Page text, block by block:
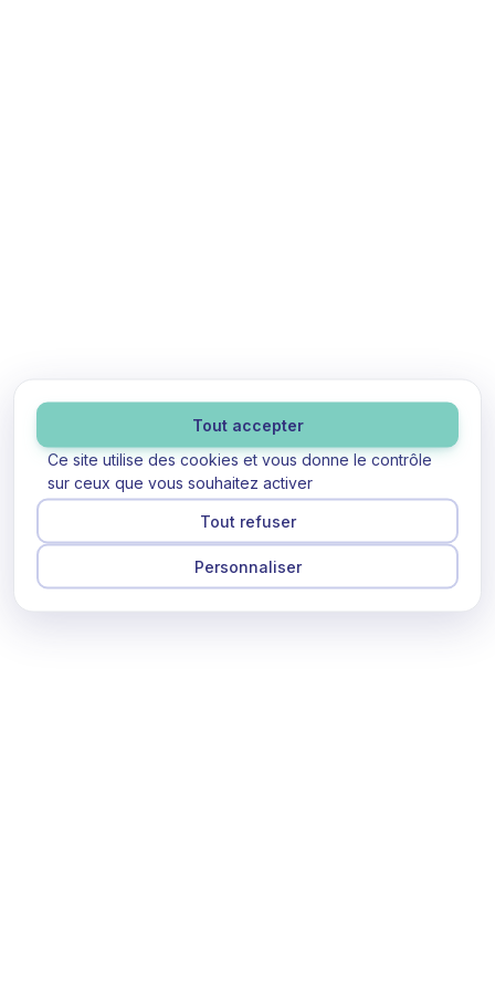
Ce site utilise des cookies et vous donne le contrôle
sur ceux que vous souhaitez activer
Tout accepter
Tout refuser
Personnaliser